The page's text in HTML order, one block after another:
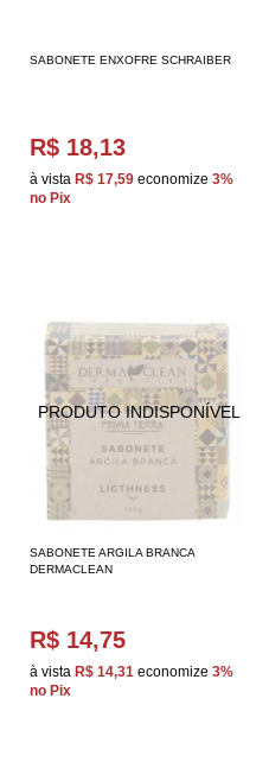
SABONETE ENXOFRE SCHRAIBER
R$ 18,13
à vista R$ 17,59 economize 3%
no Pix
SABONETE ARGILA BRANCA
DERMACLEAN
R$ 14,75
à vista R$ 14,31 economize 3%
no Pix